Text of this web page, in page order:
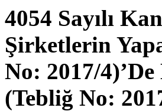
4054 Sayılı
Şirketlerin
No: 2017/
(Tebliğ No: